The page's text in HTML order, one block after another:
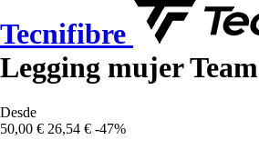
Tecnifibre
Legging mujer Team
Desde
50,00 € 26,54 € -47%